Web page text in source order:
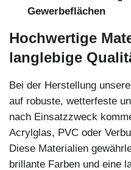
Gewerbeflächen
Hochwertige
langlebige
Bei der Herstellung
auf robuste, wetterfeste
nach Einsatzzweck
Acrylglas, PVC oder
Diese Materialien
brillante Farben und eine